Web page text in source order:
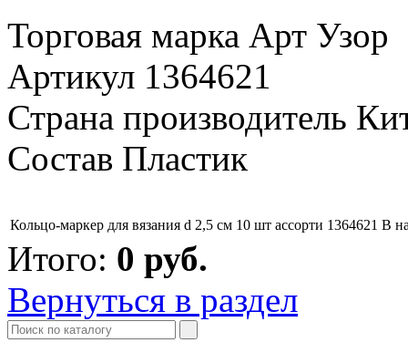
Торговая марка Арт Узор
Артикул 1364621
Страна производитель
Состав Пластик
Кольцо-маркер для вязания d 2,5 см 10 шт ассорти 1364621 В
Итого: 0 руб.
Вернуться в раздел